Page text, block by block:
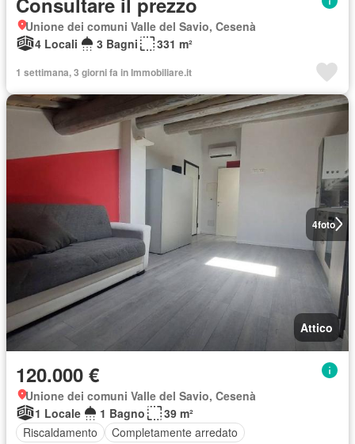
Unione dei comuni Valle del Savio, Cesenà
4 Locali
3 Bagni 331 m²
1 settimana, 3 giorni fa in Immobiliare.it
4foto
Attico
120.000 €
Unione dei comuni Valle del Savio, Cesenà
1 Locale
1 Bagno
39 m²
Riscaldamento
Completamente arredato